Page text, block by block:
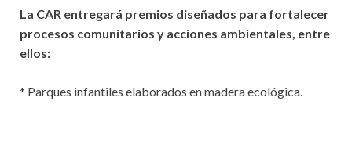
La CAR entregará premios diseñados para fortalecer
procesos comunitarios y acciones ambientales, entre
ellos:
* Parques infantiles elaborados en madera ecológica.